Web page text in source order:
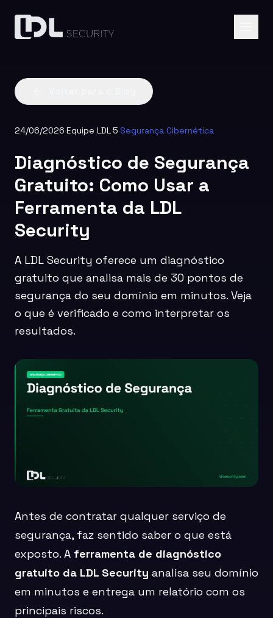
24/06/2026·Equipe LDL·5·Segurança Cibernética
Diagnóstico de Segurança
Gratuito: Como Usar a
Ferramenta da LDL
Security
A LDL Security oferece um diagnóstico
gratuito que analisa mais de 30 pontos de
segurança do seu domínio em minutos. Veja
o que é verificado e como interpretar os
resultados.
Antes de contratar qualquer serviço de
segurança, faz sentido saber o que está
exposto. A ferramenta de diagnóstico
gratuito da LDL Security analisa seu domínio
em minutos e entrega um relatório com os
principais riscos.